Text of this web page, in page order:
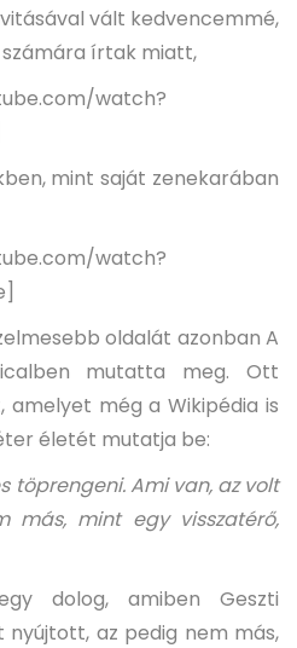
vált kedvencemmé,
számára írtak miatt,
watch?
mint saját zenekarában
watch?
oldalát azonban A
mutatta meg. Ott
amelyet még a Wikipédia is
életét mutatja be:
töprengeni. Ami van, az volt
más, mint egy visszatérő,
dolog, amiben Geszti
az pedig nem más,